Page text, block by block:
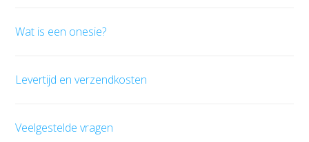
Wat is een onesie?
Levertijd en verzendkosten
Veelgestelde vragen